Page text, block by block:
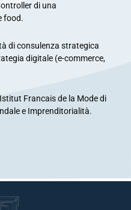
di una
food.
di consulenza strategica
digitale (e-commerce,
Francais de la Mode di
e Imprenditorialità.